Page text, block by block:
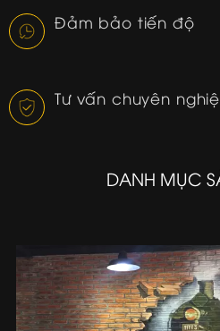
Đảm bảo tiến độ
Tư vấn chuyên
DANH MỤC